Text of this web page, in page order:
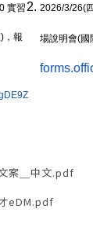
實習
，報
2026/3/26(
場說明會(國
案＿中文.pdf
eDM.pdf